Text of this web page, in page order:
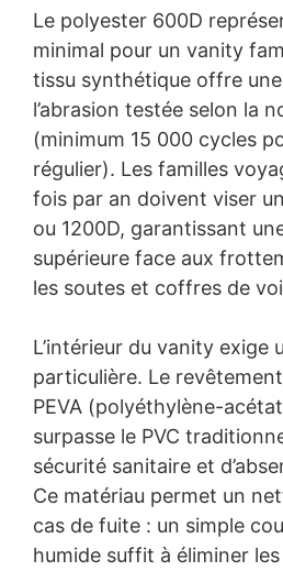
Le polyester 600D
minimal pour un vanity
tissu synthétique offre
l’abrasion testée selon la
(minimum 15 000 cycles
régulier). Les familles
fois par an doivent viser
ou 1200D, garantissant
supérieure face aux
les soutes et coffres de
L’intérieur du vanity exige
particulière. Le
PEVA (polyéthylène-
surpasse le PVC
sécurité sanitaire et
Ce matériau permet un
cas de fuite : un simple
humide suffit à éliminer